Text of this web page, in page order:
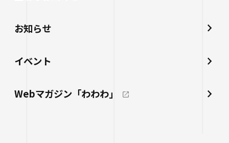
お知らせ
イベント
Webマガジン「わわわ」